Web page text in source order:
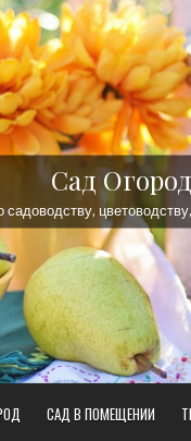
Сад
САД В ПОМЕЩЕНИИ